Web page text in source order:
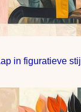
in figuratieve stijl